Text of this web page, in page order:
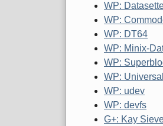
WP:
WP:
WP: DT64
WP: Minix-
WP:
WP:
WP: udev
WP: devfs
G+: Kay